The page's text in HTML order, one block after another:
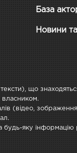
База
Новини та
що
власником.
(відео,
будь-яку